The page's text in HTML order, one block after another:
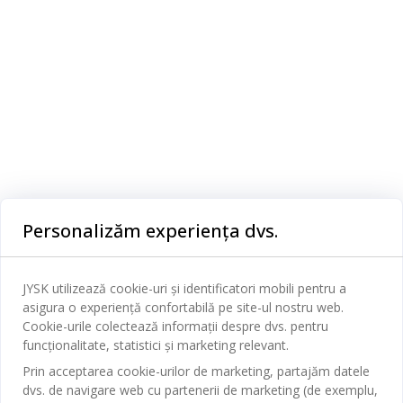
Birou
Sufragerie
Bucătărie
Contact Relații Clienți
Magazine și program
Broșură
JYSK
Despre JYSK
JYSK.com
SEDIU CENTRAL
Personalizăm experiența dvs.
JYSK utilizează cookie-uri și identificatori mobili pentru a
asigura o experiență confortabilă pe site-ul nostru web.
Cookie-urile colectează informații despre dvs. pentru
funcționalitate, statistici și marketing relevant.
Prin acceptarea cookie-urilor de marketing, partajăm datele
dvs. de navigare web cu partenerii de marketing (de exemplu,